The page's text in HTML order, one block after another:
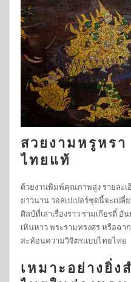
สวยงามหรูหร
ไทยแท้
ด้วยงานพิมพ์คุณภาพสูง รายละ
ยาวนาน วอลเปเปอร์ชุดนี้จะเป
ศิลป์ที่เล่าเรื่องราว รามเกียรติ์
เหินหาว พระรามทรงศร หรือฉ
สะท้อนความวิจิตรแบบไทยไทย
เหมาะอย่างยิ่ง